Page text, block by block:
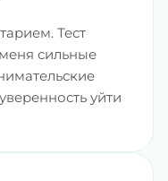
Тест
сильные
уйти